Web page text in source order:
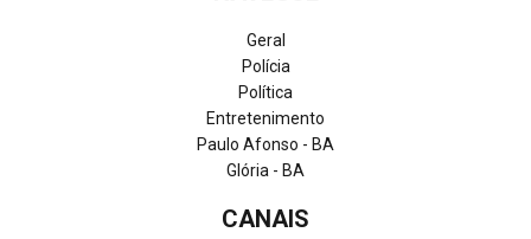
Geral
Polícia
Política
Entretenimento
Paulo Afonso - BA
Glória - BA
CANAIS